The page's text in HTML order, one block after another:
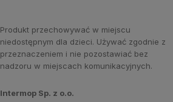
Produkt przechowywać w miejscu
niedostępnym dla dzieci. Używać zgodnie z
przeznaczeniem i nie pozostawiać bez
nadzoru w miejscach komunikacyjnych.
Intermop Sp. z o.o.